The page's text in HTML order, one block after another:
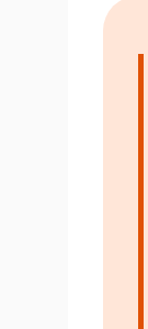
kortti